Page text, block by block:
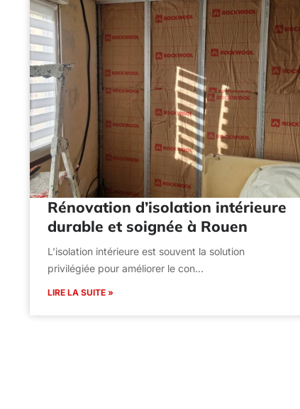
Rénovation d’isolation intérieure
durable et soignée à Rouen
L’isolation intérieure est souvent la solution
privilégiée pour améliorer le con…
LIRE LA SUITE »